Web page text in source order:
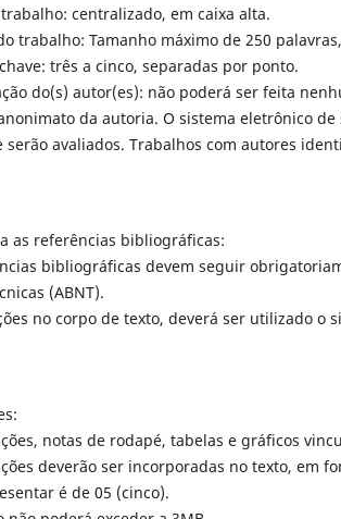
centralizado, em caixa alta.
trabalho: Tamanho máximo de 250
três a cinco, separadas por ponto.
do(s) autor(es): não poderá ser feita
da autoria. O sistema eletrônico
serão avaliados. Trabalhos com autores
as referências bibliográficas:
bibliográficas devem seguir
(ABNT).
no corpo de texto, deverá ser utilizado o
notas de rodapé, tabelas e gráficos
deverão ser incorporadas no texto, em
é de 05 (cinco).